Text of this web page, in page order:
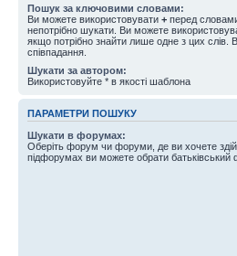
Пошук за ключовими словами:
Ви можете використовувати + перед
непотрібно шукати. Ви можете
якщо потрібно знайти лише одне з цих слів.
співпадання.
Шукати за автором:
Використовуйте * в якості шаблона
ПАРАМЕТРИ ПОШУКУ
Шукати в форумах:
Оберіть форум чи форуми, де ви хочете
підфорумах ви можете обрати батьківський